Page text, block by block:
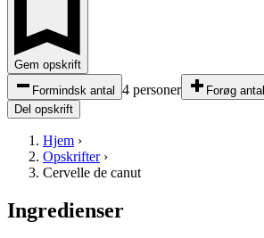
Gem opskrift
Formindsk antal
4 personer
Forøg antal
Del opskrift
Hjem ›
Opskrifter›
Cervelle de canut
Ingredienser